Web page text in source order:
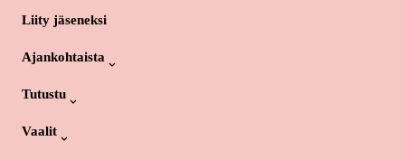
Liity jäseneksi
Ajankohtaista
Tutustu
Vaalit